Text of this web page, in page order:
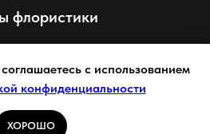
флористики
Вас с 2002 года.
с использованием
конфиденциальности
ХОРОШО